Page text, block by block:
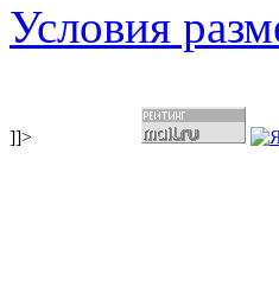
Условия
]]>